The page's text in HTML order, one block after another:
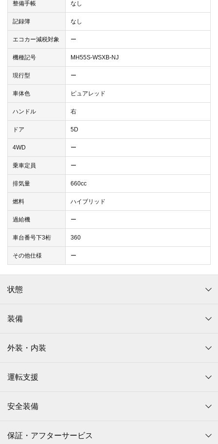
整備手帳 なし
記録簿 なし
エコカー減税対象 ー
機種記号 MH55S-WSXB-NJ
現行型 ー
車体色 ピュアレッド
ハンドル 右
ドア 5D
4WD ー
乗車定員 ー
排気量 660cc
燃料 ハイブリッド
過給機 ー
車台番号下3桁 360
その他仕様 ー
状態
装備
外装・内装
運転支援
安全装備
保証・アフターサービス